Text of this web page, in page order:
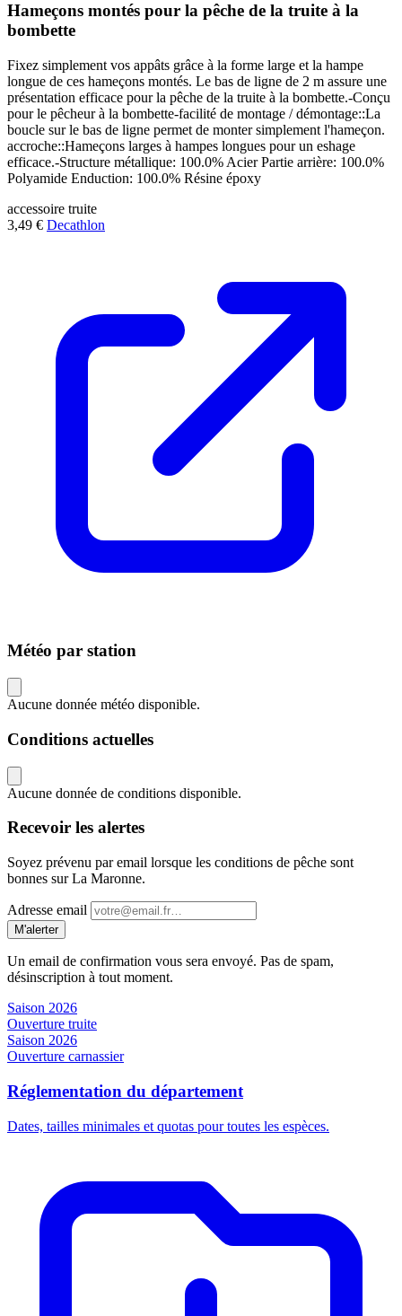
Hameçons montés pour la pêche de la truite à la
bombette
Fixez simplement vos appâts grâce à la forme large et la hampe
longue de ces hameçons montés. Le bas de ligne de 2 m assure une
présentation efficace pour la pêche de la truite à la bombette.-Conçu
pour le pêcheur à la bombette-facilité de montage / démontage::La
boucle sur le bas de ligne permet de monter simplement l'hameçon.
accroche::Hameçons larges à hampes longues pour un eshage
efficace.-Structure métallique: 100.0% Acier Partie arrière: 100.0%
Polyamide Enduction: 100.0% Résine époxy
accessoire truite
3,49 € Decathlon
Météo par station
Aucune donnée météo disponible.
Conditions actuelles
Aucune donnée de conditions disponible.
Recevoir les alertes
Soyez prévenu par email lorsque les conditions de pêche sont
bonnes sur La Maronne.
Adresse email
M'alerter
Un email de confirmation vous sera envoyé. Pas de spam,
désinscription à tout moment.
Saison 2026
Ouverture truite
Saison 2026
Ouverture carnassier
Réglementation du département
Dates, tailles minimales et quotas pour toutes les espèces.